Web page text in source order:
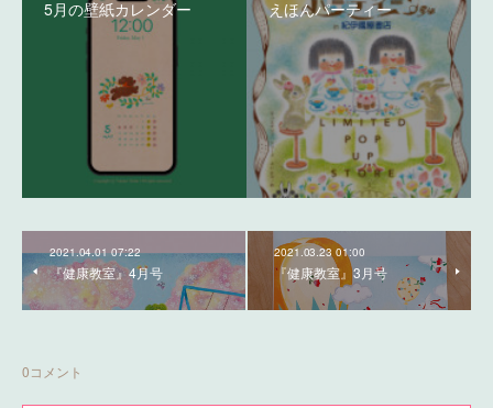
5月の壁紙カレンダー えほんパーティー
2021.04.01 07:22
『健康教室』4月号
2021.03.23 01:00
『健康教室』3月号
0コメント